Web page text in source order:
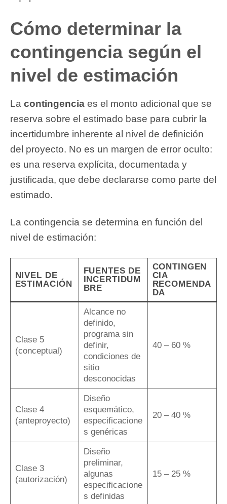
Cómo determinar la
contingencia según el
nivel de estimación
La contingencia es el monto adicional que se
reserva sobre el estimado base para cubrir la
incertidumbre inherente al nivel de definición
del proyecto. No es un margen de error oculto:
es una reserva explícita, documentada y
justificada, que debe declararse como parte del
estimado.
La contingencia se determina en función del
nivel de estimación:
NIVEL DE
ESTIMACIÓN
FUENTES DE
INCERTIDUM
BRE
CONTINGEN
CIA
RECOMENDA
DA
Clase 5
(conceptual)
Alcance no
definido,
programa sin
definir,
condiciones de
sitio
desconocidas
40 – 60 %
Clase 4
(anteproyecto)
Diseño
esquemático,
especificacione
s genéricas
20 – 40 %
Clase 3
(autorización)
Diseño
preliminar,
algunas
especificacione
s definidas
15 – 25 %